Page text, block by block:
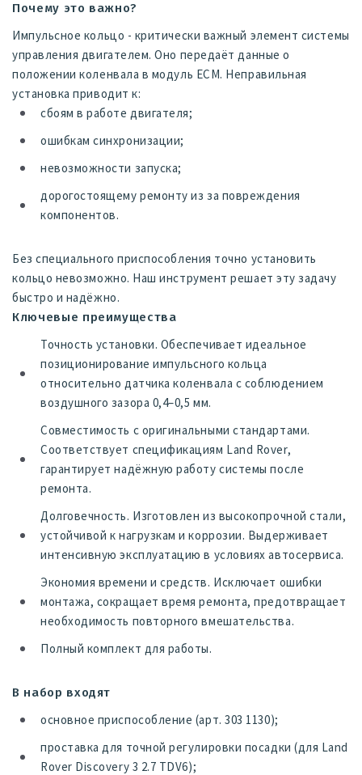
Почему это важно?
Импульсное кольцо - критически важный элемент системы
управления двигателем. Оно передаёт данные о
положении коленвала в модуль ЕСМ. Неправильная
установка приводит к:
сбоям в работе двигателя;
ошибкам синхронизации;
невозможности запуска;
дорогостоящему ремонту из за повреждения
компонентов.
Без специального приспособления точно установить
кольцо невозможно. Наш инструмент решает эту задачу
быстро и надёжно.
Ключевые преимущества
Точность установки. Обеспечивает идеальное
позиционирование импульсного кольца
относительно датчика коленвала с соблюдением
воздушного зазора 0,4–0,5 мм.
Совместимость с оригинальными стандартами.
Соответствует спецификациям Land Rover,
гарантирует надёжную работу системы после
ремонта.
Долговечность. Изготовлен из высокопрочной стали,
устойчивой к нагрузкам и коррозии. Выдерживает
интенсивную эксплуатацию в условиях автосервиса.
Экономия времени и средств. Исключает ошибки
монтажа, сокращает время ремонта, предотвращает
необходимость повторного вмешательства.
Полный комплект для работы.
В набор входят
основное приспособление (арт. 303 1130);
проставка для точной регулировки посадки (для Land
Rover Discovery 3 2.7 TDV6);